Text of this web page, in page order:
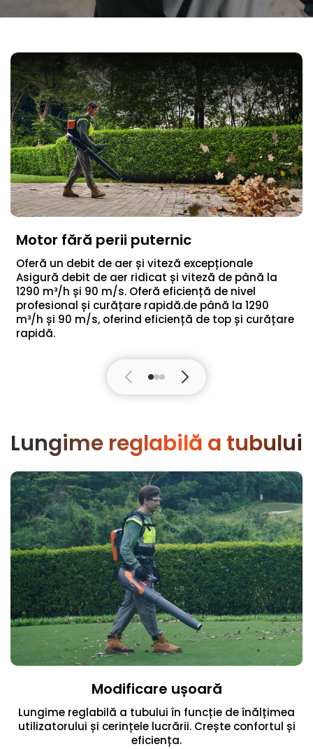
Motor fără perii puternic
Oferă un debit de aer și viteză excepționale
Asigură debit de aer ridicat și viteză de până la
1290 m³/h și 90 m/s. Oferă eficiență de nivel
profesional și curățare rapidă.de până la 1290
m³/h și 90 m/s, oferind eficiență de top și curățare
rapidă.
Lungime reglabilă a tubului
Modificare ușoară
Lungime reglabilă a tubului în funcție de înălțimea
utilizatorului și cerințele lucrării. Crește confortul și
eficiența.